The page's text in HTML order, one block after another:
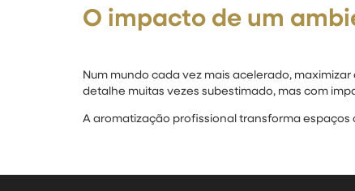
O impacto de um
Num mundo cada vez mais acelerado,
detalhe muitas vezes subestimado, mas com
A aromatização profissional transforma espaços